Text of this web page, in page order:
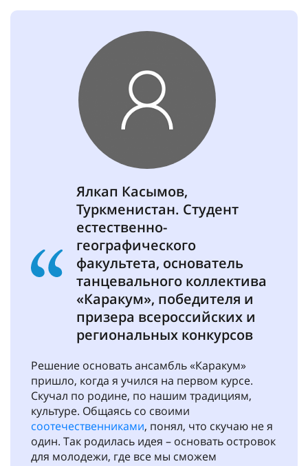
Ялкап Касымов,
Туркменистан. Студент
естественно-
географического
факультета, основатель
танцевального коллектива
«Каракум», победителя и
призера всероссийских и
региональных конкурсов
Решение основать ансамбль «Каракум»
пришло, когда я учился на первом курсе.
Скучал по родине, по нашим традициям,
культуре. Общаясь со своими
соотечественниками, понял, что скучаю не я
один. Так родилась идея – основать островок
для молодежи, где все мы сможем